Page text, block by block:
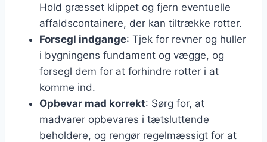
Hold græsset klippet og fjern eventuelle
affaldscontainere, der kan tiltrække rotter.
Forsegl indgange: Tjek for revner og huller
i bygningens fundament og vægge, og
forsegl dem for at forhindre rotter i at
komme ind.
Opbevar mad korrekt: Sørg for, at
madvarer opbevares i tætsluttende
beholdere, og rengør regelmæssigt for at